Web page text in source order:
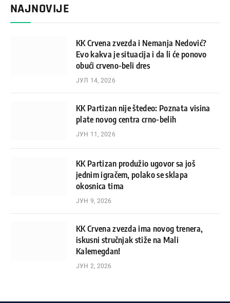
NAJNOVIJE
KK Crvena zvezda i Nemanja Nedović?
Evo kakva je situacija i da li će ponovo
obući crveno-beli dres
ЈУЛ 14, 2026
KK Partizan nije štedeo: Poznata visina
plate novog centra crno-belih
ЈУН 11, 2026
KK Partizan produžio ugovor sa još
jednim igračem, polako se sklapa
okosnica tima
ЈУН 9, 2026
KK Crvena zvezda ima novog trenera,
iskusni stručnjak stiže na Mali
Kalemegdan!
ЈУН 2, 2026